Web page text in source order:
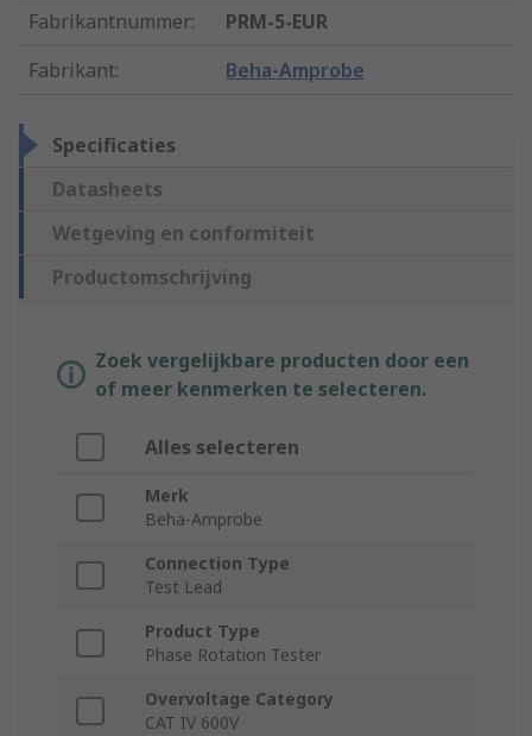
Fabrikantnummer:
PRM-5-EUR
Fabrikant: Beha-Amprobe
Specificaties
Datasheets
Wetgeving en conformiteit
Productomschrijving
Zoek vergelijkbare producten door een
of meer kenmerken te selecteren.
Alles selecteren
Merk
Beha-Amprobe
Connection Type
Test Lead
Product Type
Phase Rotation Tester
Overvoltage Category
CAT IV 600V